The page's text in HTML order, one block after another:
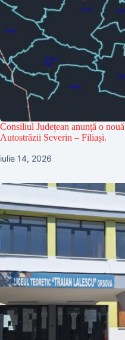
Consiliul Județean anunță o
Autostrăzii Severin – Filiași.
iulie 14, 2026